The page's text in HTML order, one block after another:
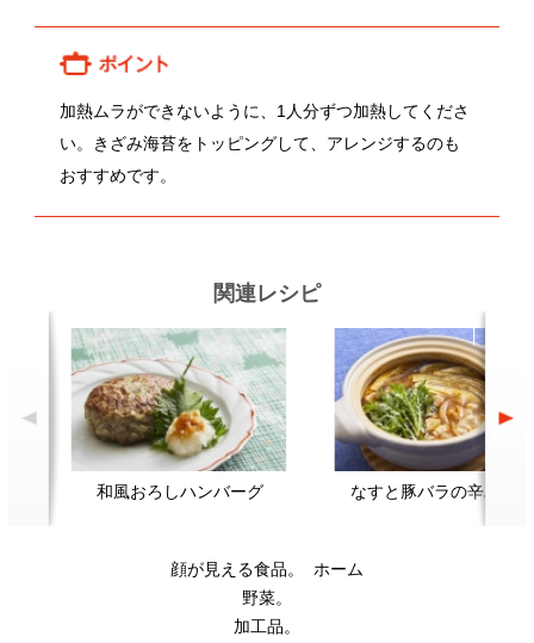
和風おろしハンバーグ なすと豚バラの辛みそ鍋
顔が見える食品。 ホーム
動画Gallery